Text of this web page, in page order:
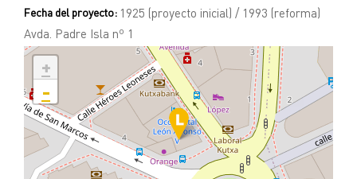
Fecha del proyecto: 1925 (proyecto inicial) / 1993 (reforma)
Avda. Padre Isla nº 1
+
-